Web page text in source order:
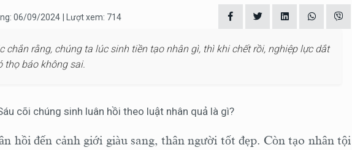
06/09/2024 | Lượt xem: 714
chắn rằng, chúng ta lúc sinh tiền tạo nhân gì, thì khi chết rồi, nghiệp lực dắt
thọ báo không sai.
hồi đến cảnh giới giàu sang, thân người tốt đẹp. Còn tạo nhân tội